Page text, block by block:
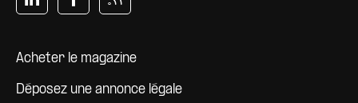
Pied de page
Acheter le magazine
Déposez une annonce légale